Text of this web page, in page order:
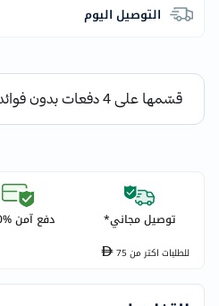
التوصيل اليوم
توصيل مجاني* دفع آمن %100
للطلبات اكتر من75